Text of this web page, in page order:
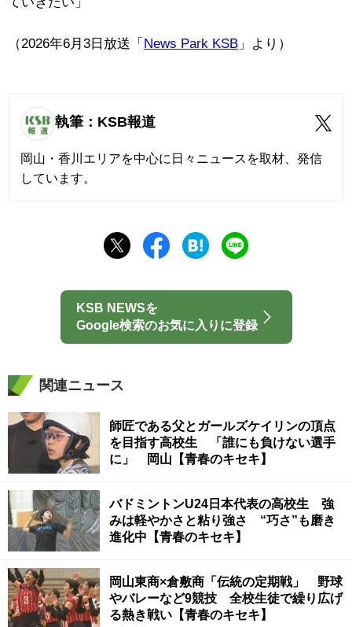
（2026年6月3日放送「 News Park KSB 」より）
執筆：KSB報道
岡山・香川エリアを中心に日々ニュースを取材、発信
しています。
KSB NEWSを
Google検索のお気に入りに登録
関連ニュース
師匠である父とガールズケイリンの頂点
を目指す高校生 「誰にも負けない選手
に」 岡山【青春のキセキ】
バドミントンU24日本代表の高校生 強
みは軽やかさと粘り強さ “巧さ”も磨き
進化中【青春のキセキ】
岡山東商×倉敷商「伝統の定期戦」 野球
やバレーなど9競技 全校生徒で繰り広げ
る熱き戦い【青春のキセキ】